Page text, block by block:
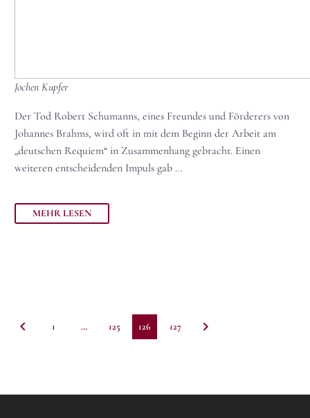
Jochen Kupfer
Der Tod Robert Schumanns, eines Freundes und Förderers von
Johannes Brahms, wird oft in mit dem Beginn der Arbeit am
„deutschen Requiem“ in Zusammenhang gebracht. Einen
weiteren entscheidenden Impuls gab …
MEHR LESEN
1 … 125 126 127